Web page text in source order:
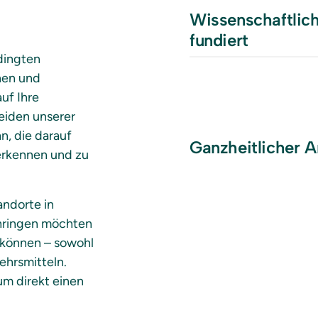
und
Ihre
unserer
die darauf
und zu
in
möchten
– sowohl
direkt einen
fundiert
Ganzheitlicher